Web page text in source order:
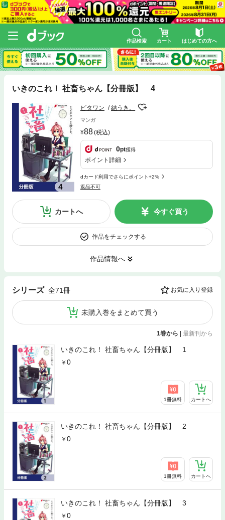
作品検索 カート はじめての方へ
いきのこれ！ 社畜ちゃん【分冊版】 4
ビタワン 結うき。
マンガ
88(税込)
0pt獲得
ポイント詳細
dカード利用でさらにポイント+2%
返品不可
カートへ 今すぐ買う
作品をチェックする
作品情報へ
シリーズ 全71冊 お気に入り登録
未購入巻をまとめて買う
1巻から | 最新刊から
いきのこれ！ 社畜ちゃん【分冊版】 1
0
1冊無料 カートへ
いきのこれ！ 社畜ちゃん【分冊版】 2
0
1冊無料 カートへ
いきのこれ！ 社畜ちゃん【分冊版】 3
0